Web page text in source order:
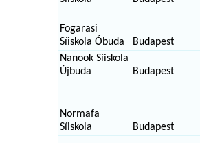
Fogarasi
Síiskola Óbuda
Budapest
Nanook Síiskola
Újbuda
Budapest
Normafa
Síiskola
Budapest